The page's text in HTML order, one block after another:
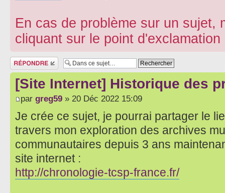
En cas de problème sur un sujet,
cliquant sur le point
Répondre
[Site Internet] Historique des
par greg59 » 20 Déc 2022 15:09
Je crée ce sujet, je pourrai partager le
travers mon exploration des archives
communautaires depuis 3 ans
site internet :
http://chronologie-tcsp-france.fr/